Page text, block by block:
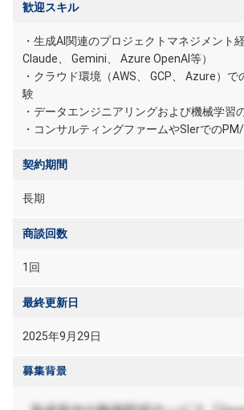
歓迎スキル
・生成AI関連のプロジェクトマネジメント
Claude、 Gemini、 Azure OpenAI等）
・クラウド環境（AWS、 GCP、 Azure）
験
・データエンジニアリングおよび機械学習
・コンサルティングファームやSIerでの
契約期間
長期
商談回数
1回
最終更新日
2025年9月29日